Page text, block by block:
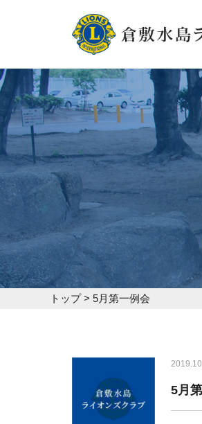
トップ> 5月第一例会
5月